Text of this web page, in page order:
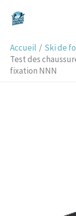
Accueil
Ski de
Test des
fixation NNN
e
c
h
e